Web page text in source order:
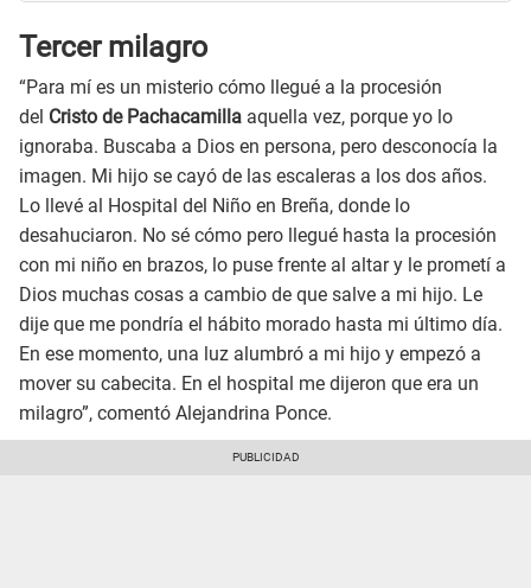
Tercer milagro
“Para mí es un misterio cómo llegué a la procesión
del Cristo de Pachacamilla aquella vez, porque yo lo
ignoraba. Buscaba a Dios en persona, pero desconocía la
imagen. Mi hijo se cayó de las escaleras a los dos años.
Lo llevé al Hospital del Niño en Breña, donde lo
desahuciaron. No sé cómo pero llegué hasta la procesión
con mi niño en brazos, lo puse frente al altar y le prometí a
Dios muchas cosas a cambio de que salve a mi hijo. Le
dije que me pondría el hábito morado hasta mi último día.
En ese momento, una luz alumbró a mi hijo y empezó a
mover su cabecita. En el hospital me dijeron que era un
milagro”, comentó Alejandrina Ponce.